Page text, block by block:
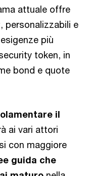
attuale offre
personalizzabili e
più
token, in
bond e quote
il
ai vari attori
con maggiore
guida che